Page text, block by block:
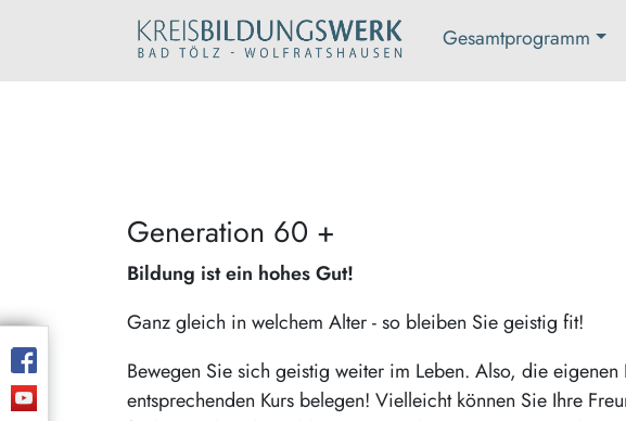
Gesamtprogramm
Generation 60 +
Bildung ist ein hohes Gut!
Ganz gleich in welchem Alter - so bleiben Sie geistig fit!
Bewegen Sie sich geistig weiter im Leben. Also, die
entsprechenden Kurs belegen! Vielleicht können Sie Ihre